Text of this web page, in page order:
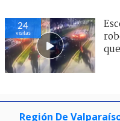
24
visitas
Región De